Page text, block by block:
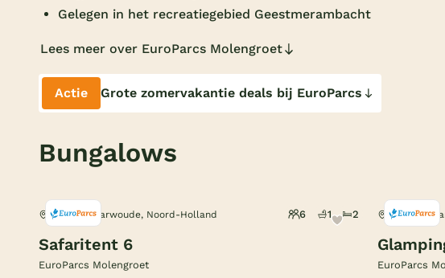
Gelegen in het recreatiegebied Geestmerambacht
Lees meer over EuroParcs Molengroet
Actie Grote zomervakantie deals bij EuroParcs
Bungalows
Noord-Scharwoude, Noord-Holland 6 1 2
Safaritent 6
EuroParcs Molengroet
Noord-
EuroParcs